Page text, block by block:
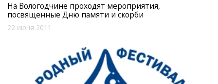
На Вологодчине проходят мероприятия,
посвященные Дню памяти и скорби
22 июня 2011